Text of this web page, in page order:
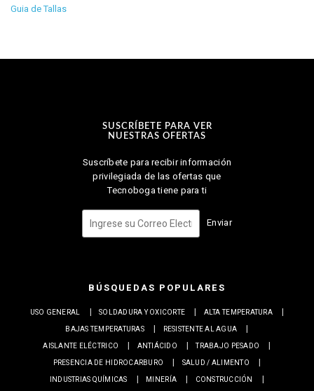
Guia de Tallas
SUSCRÍBETE PARA VER
NUESTRAS OFERTAS
Suscríbete para recibir información
privilegiada de las ofertas que
Tecnoboga tiene para ti
Enviar
BÚSQUEDAS POPULARES
USO GENERAL SOLDADURA Y OXICORTE
ALTA TEMPERATURA
BAJAS TEMPERATURAS
RESISTENTE AL AGUA
AISLANTE ELÉCTRICO
ANTIÁCIDO
TRABAJO PESADO
PRESENCIA DE HIDROCARBURO
SALUD / ALIMENTO
INDUSTRIAS QUÍMICAS
MINERÍA
CONSTRUCCIÓN